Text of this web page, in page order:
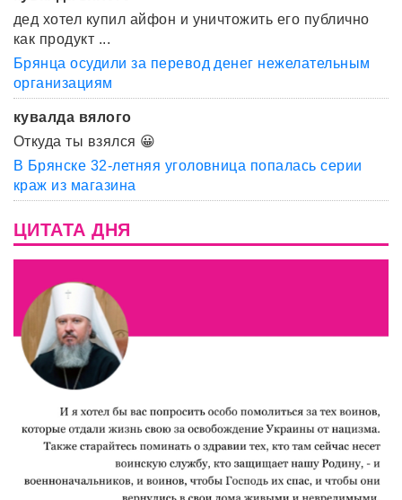
дед хотел купил айфон и уничтожить его публично
как продукт ...
Брянца осудили за перевод денег нежелательным
организациям
кувалда вялого
Откуда ты взялся 😀
В Брянске 32-летняя уголовница попалась серии
краж из магазина
ЦИТАТА ДНЯ